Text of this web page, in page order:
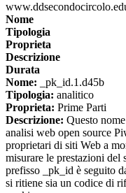
Nome
Tipologia
Proprieta
Descrizione
Durata
Nome: _pk_id.1.d45b
Tipologia: analitico
Proprieta: Prime Parti
Descrizione: Questo
analisi web open source
proprietari di siti Web a
misurare le prestazioni
prefisso _pk_id è seguito
si ritiene sia un codice di